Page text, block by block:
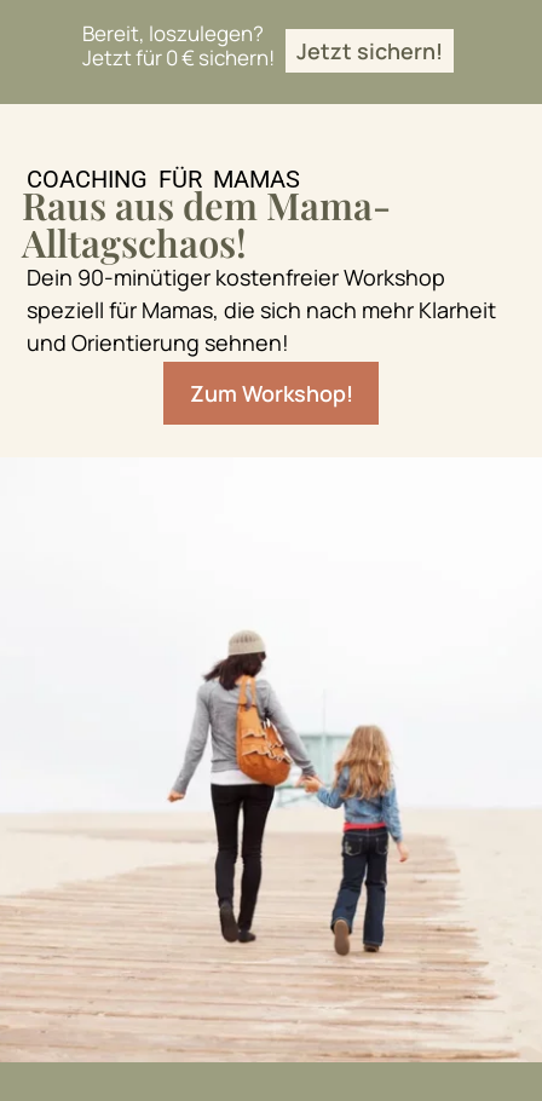
Bereit, loszulegen?
Jetzt für 0 € sichern!
Jetzt sichern!
COACHING FÜR MAMAS
Raus aus dem Mama-
Alltagschaos!
Dein 90-minütiger kostenfreier Workshop
speziell für Mamas, die sich nach mehr Klarheit
und Orientierung sehnen!
Zum Workshop!